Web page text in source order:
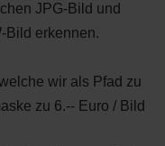
JPG-Bild und
Bild erkennen.
wir als Pfad zu
zu 6.-- Euro / Bild